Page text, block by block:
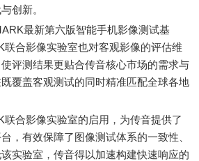
创新。
最新第六版智能手机影像测试基
合影像实验室也对客观影像的评估维
评测结果更贴合传音核心市场的需求与
覆盖客观测试的同时精准匹配全球各地
合影像实验室的启用，为传音提供了
，有效保障了图像测试体系的一致性、
实验室，传音得以加速构建快速响应的